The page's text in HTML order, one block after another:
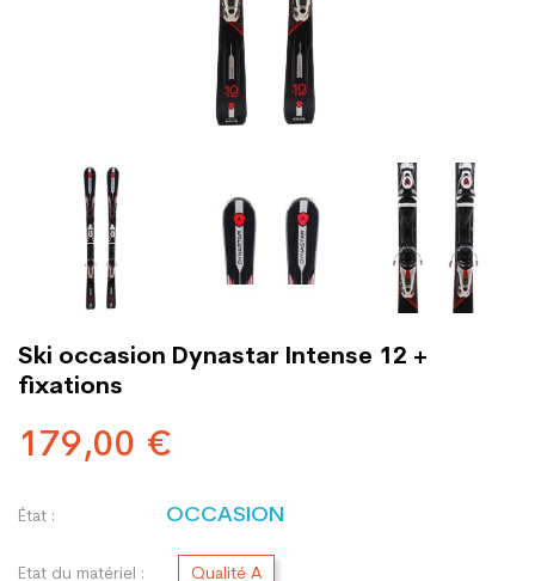
Ski occasion Dynastar Intense 12 +
fixations
179,00 €
État : OCCASION
Etat du matériel : Qualité A